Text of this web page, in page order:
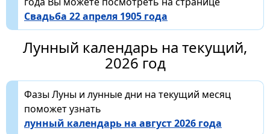
Свадьба 22 апреля 1905 года
Лунный календарь на текущий,
2026 год
Фазы Луны и лунные дни на текущий месяц
поможет узнать
лунный календарь на август 2026 года